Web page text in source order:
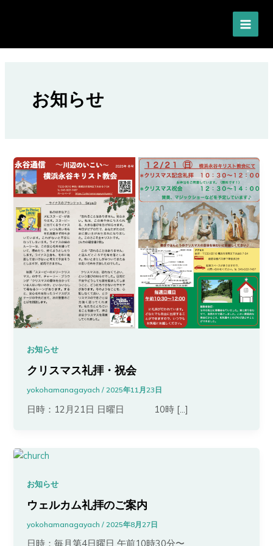
ス
MAIN
お知らせ
お知らせ
クリスマス礼拝・祝会
yokohamanagayach/2025年11月23日
日時：12月21日 日曜日 10時 […]
お知らせ
ウェルカム礼拝のご案内
yokohamanagayach/2025年8月27日
日時：毎月第4日曜日 午前10時30分〜